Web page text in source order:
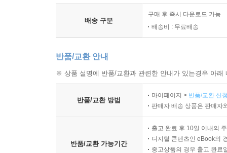
배송 구분
구매 후 즉시 다운로드 가능
배송비 : 무료배송
반품/교환 안내
※ 상품 설명에 반품/교환과 관련한 안내가 있는경우 아
반품/교환 방법
마이페이지 > 반품/교환 신
판매자 배송 상품은 판매자
반품/교환 가능기간
출고 완료 후 10일 이내의
디지털 콘텐츠인 eBook의
중고상품의 경우 출고 완료